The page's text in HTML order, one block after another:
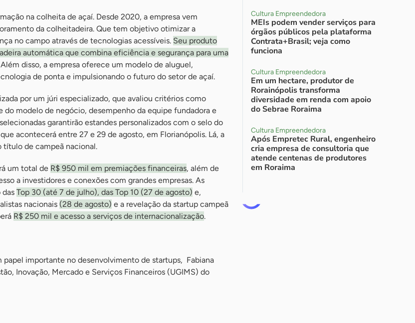
na colheita de açaí. Desde 2020, a empresa vem
da colheitadeira. Que tem objetivo otimizar a
no campo através de tecnologias acessíveis. Seu produto
automática que combina eficiência e segurança para uma
disso, a empresa oferece um modelo de aluguel,
de ponta e impulsionando o futuro do setor de açaí.
por um júri especializado, que avaliou critérios como
do modelo de negócio, desempenho da equipe fundadora e
garantirão estandes personalizados com o selo do
acontecerá entre 27 e 29 de agosto, em Florianópolis. Lá, a
título de campeã nacional.
um total de R$ 950 mil em premiações financeiras, além de
a investidores e conexões com grandes empresas. As
das Top 30 (até 7 de julho), das Top 10 (27 de agosto) e,
nacionais (28 de agosto) e a revelação da startup campeã
R$ 250 mil e acesso a serviços de internacionalização.
papel importante no desenvolvimento de startups, Fabiana
Inovação, Mercado e Serviços Financeiros (UGIMS) do
Cultura Empreendedora
MEIs podem vender serviços para
órgãos públicos pela plataforma
Contrata+Brasil; veja como
funciona
Cultura Empreendedora
Em um hectare, produtor de
Rorainópolis transforma
diversidade em renda com apoio
do Sebrae Roraima
Cultura Empreendedora
Após Empretec Rural, engenheiro
cria empresa de consultoria que
atende centenas de produtores
em Roraima